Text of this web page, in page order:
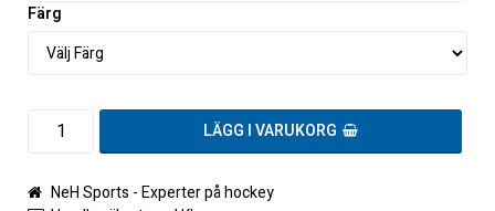
Färg
LÄGG I VARUKORG
NeH Sports - Experter på hockey